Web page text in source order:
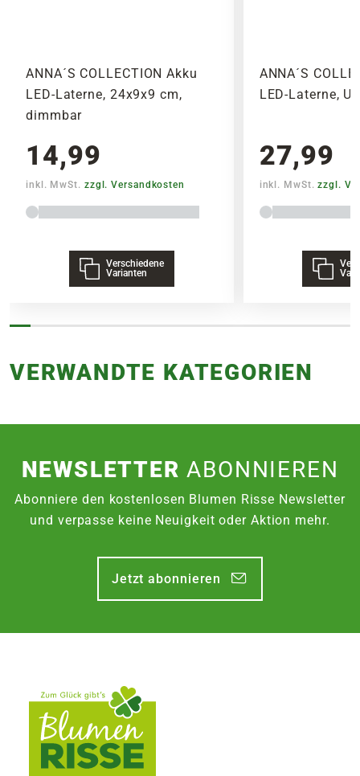
ANNA´S COLLECTION Akku
LED-Laterne, 24x9x9 cm,
dimmbar
14,99
inkl. MwSt. zzgl. Versandkosten
Verschiedene
Varianten
ANNA´S
LED-Laterne,
27,99
inkl. MwSt.zzgl.
VERWANDTE KATEGORIEN
NEWSLETTER ABONNIEREN
Abonniere den kostenlosen Blumen Risse Newsletter
und verpasse keine Neuigkeit oder Aktion mehr.
Jetzt abonnieren